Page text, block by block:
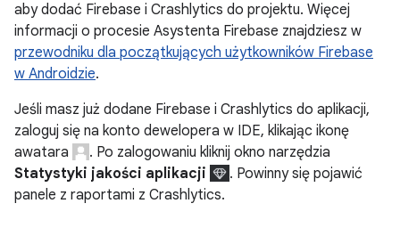
aby dodać Firebase i Crashlytics do projektu. Więcej
informacji o procesie Asystenta Firebase znajdziesz w
przewodniku dla początkujących użytkowników Firebase
w Androidzie.
Jeśli masz już dodane Firebase i Crashlytics do aplikacji,
zaloguj się na konto dewelopera w IDE, klikając ikonę
awatara
. Po zalogowaniu kliknij okno narzędzia
Statystyki jakości aplikacji
. Powinny się pojawić
panele z raportami z Crashlytics.